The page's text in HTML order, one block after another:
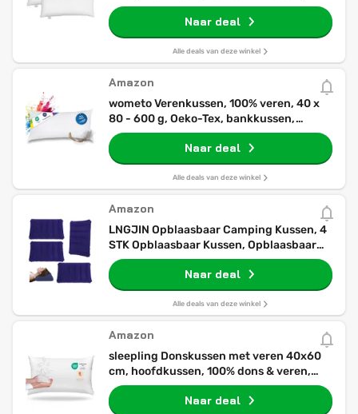
dubbelpak beddengoedset van 100%
microvezel, wasbaar, wit
Naar deal
Alle deals van deze winkel
Amazon
wometo Verenkussen, 100% veren, 40 x
80 - 600 g, Oeko-Tex, bankkussen,
vulkussen, overtrek, katoen,
wit/binnenkussen/kussenvulling/
Naar deal
Alle deals van deze winkel
Amazon
LNGJIN Opblaasbaar Camping Kussen, 4
STK Opblaasbaar Kussen, Opblaasbaar
Strandkussen met Nekondersteuning,
Geborsteld Hoofdkussen, Comfortabel
Reiskussen, voor Kantoor, Outdoor
Naar deal
Alle deals van deze winkel
Amazon
sleepling Donskussen met veren 40x60
cm, hoofdkussen, 100% dons & veren,
kussen 40 x 60 cm, overtrek 100%
katoen, wasbaar, gemaakt in EU, Oeko-
Naar deal